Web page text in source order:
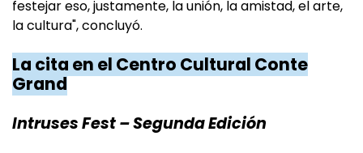
festejar eso, justamente, la unión, la amistad, el arte,
la cultura", concluyó.
La cita en el Centro Cultural Conte
Grand
Intruses Fest – Segunda Edición